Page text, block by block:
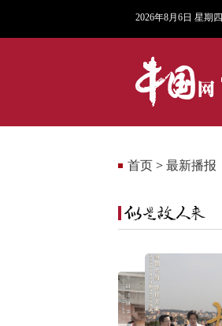
2026年8月6日 星期四
首页 > 最新播报